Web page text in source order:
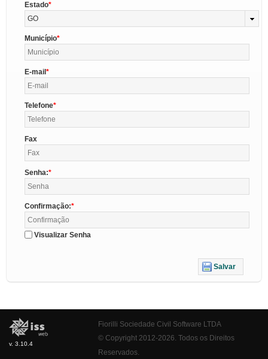
Estado
GO
Município
E-mail
Telefone
Fax
Senha:
Confirmação:
Visualizar Senha
Salvar
v. 3.10.4
Fiorilli Sociedade Civil Software LTDA
© Copyright 2012-2026. Todos os Direitos
Reservados.